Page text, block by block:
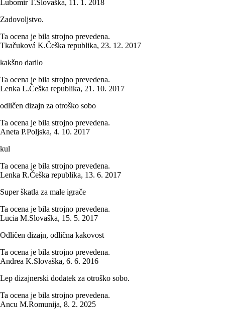
Lubomir T.Slovaška, 11. 1. 2018
Zadovoljstvo.
Ta ocena je bila strojno prevedena.
Tkačuková K.Češka republika, 23. 12. 2017
kakšno darilo
Ta ocena je bila strojno prevedena.
Lenka L.Češka republika, 21. 10. 2017
odličen dizajn za otroško sobo
Ta ocena je bila strojno prevedena.
Aneta P.Poljska, 4. 10. 2017
kul
Ta ocena je bila strojno prevedena.
Lenka R.Češka republika, 13. 6. 2017
Super škatla za male igrače
Ta ocena je bila strojno prevedena.
Lucia M.Slovaška, 15. 5. 2017
Odličen dizajn, odlična kakovost
Ta ocena je bila strojno prevedena.
Andrea K.Slovaška, 6. 6. 2016
Lep dizajnerski dodatek za otroško sobo.
Ta ocena je bila strojno prevedena.
Ancu M.Romunija, 8. 2. 2025